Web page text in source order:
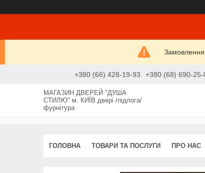
Замовлення
+380 (66) 428-19-93 +380 (68) 690-25-
МАГАЗИН ДВЕРЕЙ "ДУША
СТИЛЮ" м. КИЇВ двері /підлога/
фурнітура
ГОЛОВНА ТОВАРИ ТА ПОСЛУГИ ПРО НАС